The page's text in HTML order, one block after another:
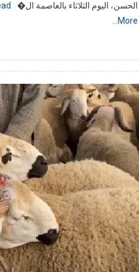
الأمير
إكسبو
2026”
لدعم
في
الحسن، اليوم الثلاثاء بالعاصمة ال�
More…